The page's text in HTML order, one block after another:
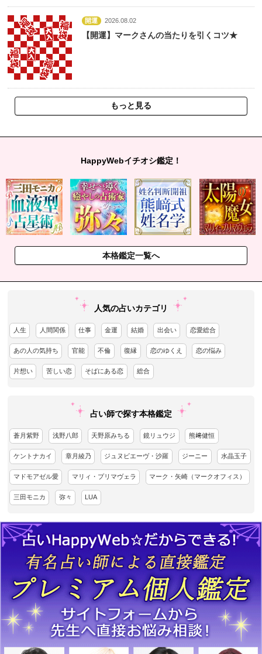
開運 2026.08.02
【開運】マークさんの当たりを引くコツ★
もっと見る
HappyWebイチオシ鑑定！
本格鑑定一覧へ
人気の占いカテゴリ
人生 人間関係 仕事 金運 結婚 出会い 恋愛総合
あの人の気持ち 官能 不倫 復縁 恋のゆくえ 恋の悩み
片想い 苦しい恋 そばにある恋 総合
占い師で探す本格鑑定
蒼月紫野 浅野八郎 天野原みちる 鏡リュウジ 熊﨑健恒
ケントナカイ 章月綾乃 ジュヌビエーヴ・沙羅 ジーニー 水晶玉子
マドモアゼル愛 マリィ・プリマヴェラ マーク・矢崎（マークオフィス）
三田モニカ 弥々 LUA